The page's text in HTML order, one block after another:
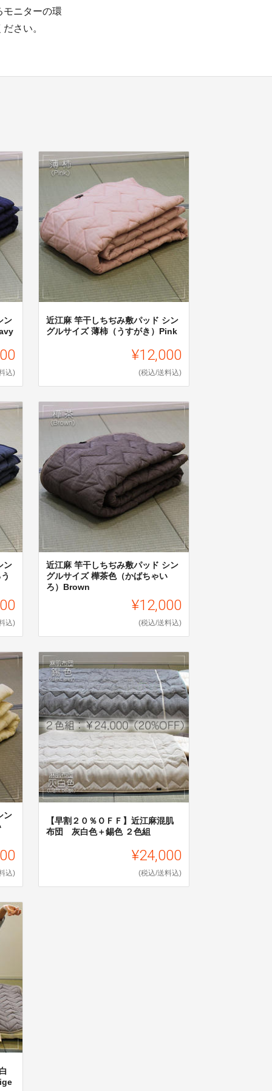
ニターの環
さい。
ン
込)
近江麻 竿干しちぢみ敷パッド シン
グルサイズ 薄柿（うすがき）Pink
¥12,000
(税込/送料込)
ン
込)
近江麻 竿干しちぢみ敷パッド シン
グルサイズ 樺茶色（かばちゃい
ろ）Brown
¥12,000
(税込/送料込)
ン
込)
【早割２０％ＯＦＦ】近江麻混肌
布団 灰白色＋錫色 ２色組
¥24,000
(税込/送料込)